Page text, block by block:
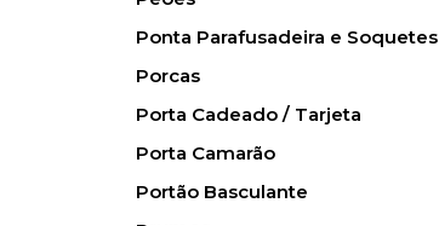
Ponta Parafusadeira e Soquetes
Porcas
Porta Cadeado / Tarjeta
Porta Camarão
Portão Basculante